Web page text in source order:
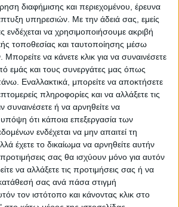
διαφήμισης και περιεχομένου, έρευνα
υπηρεσιών. Με την άδειά σας, εμείς
ενδέχεται να χρησιμοποιήσουμε ακριβή
τοποθεσίας και ταυτοποίησης μέσω
να κάνετε κλικ για να συναινέσετε
εμάς και τους συνεργάτες μας όπως
Εναλλακτικά, μπορείτε να αποκτήσετε
πληροφορίες και να αλλάξετε τις
συναινέσετε ή να αρνηθείτε να
ότι κάποια επεξεργασία των
ενδέχεται να μην απαιτεί τη
έχετε το δικαίωμα να αρνηθείτε αυτήν
σας θα ισχύουν μόνο για αυτόν
να αλλάξετε τις προτιμήσεις σας ή να
σας ανά πάσα στιγμή
τον ιστότοπο και κάνοντας κλικ στο
άνοδο της Δόξας